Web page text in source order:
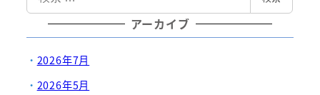
索
アーカイブ
2026年7月
2026年5月